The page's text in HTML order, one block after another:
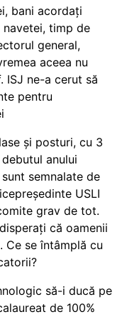
bani acordați
timp de
general,
aceea nu
ISJ ne-a cerut să
pentru
și posturi, cu 3
anului
semnalate de
USLI
grav de tot.
că oamenii
Ce se întâmplă cu
să-i ducă pe
de 100%